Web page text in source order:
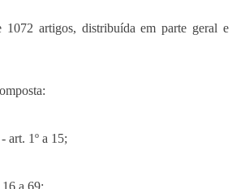
1072 artigos, distribuída em parte geral e
art. 1º a 15;
a 69;